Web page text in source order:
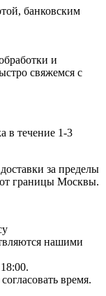
банковским
и
свяжемся с
в течение 1-3
за пределы
границы Москвы.
нашими
время.